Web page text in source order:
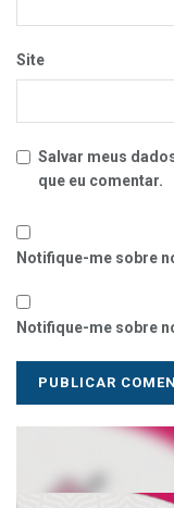
Site
Salvar meus
que eu comentar.
Notifique-me sobre
Notifique-me sobre